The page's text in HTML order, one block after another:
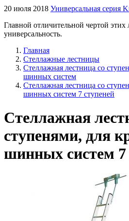
20 июля 2018 Универсальная серия
Главной отличительной чертой этих
универсальность.
Главная
Стеллажные лестницы
Стеллажная лестница со
шинных систем
Стеллажная лестница со
шинных систем 7 ступеней
Стеллажная
ступенями, для
шинных систем 7